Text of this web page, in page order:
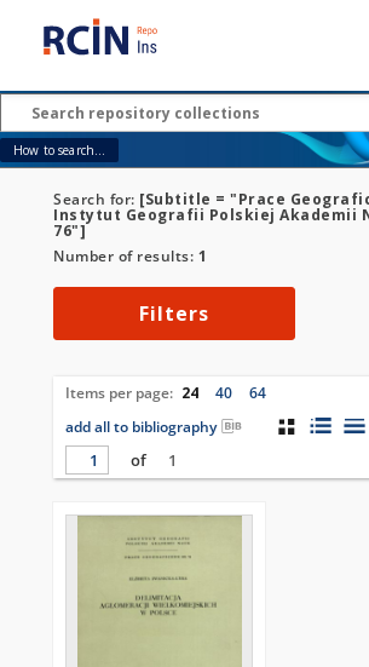
How to search...
Search for: [Subtitle = "Prace
Instytut Geografii Polskiej Akademii
76"]
Number of results: 1
Filters
Items per page: 24 40
64
add all to bibliography
of
1